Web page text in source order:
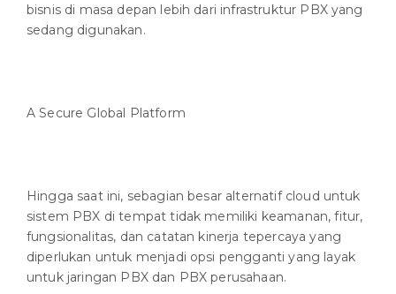
bisnis di masa depan lebih dari infrastruktur PBX yang
sedang digunakan.
A Secure Global Platform
Hingga saat ini, sebagian besar alternatif cloud untuk
sistem PBX di tempat tidak memiliki keamanan, fitur,
fungsionalitas, dan catatan kinerja tepercaya yang
diperlukan untuk menjadi opsi pengganti yang layak
untuk jaringan PBX dan PBX perusahaan.